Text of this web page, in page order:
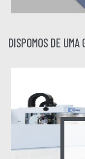
DISPOMOS DE UMA